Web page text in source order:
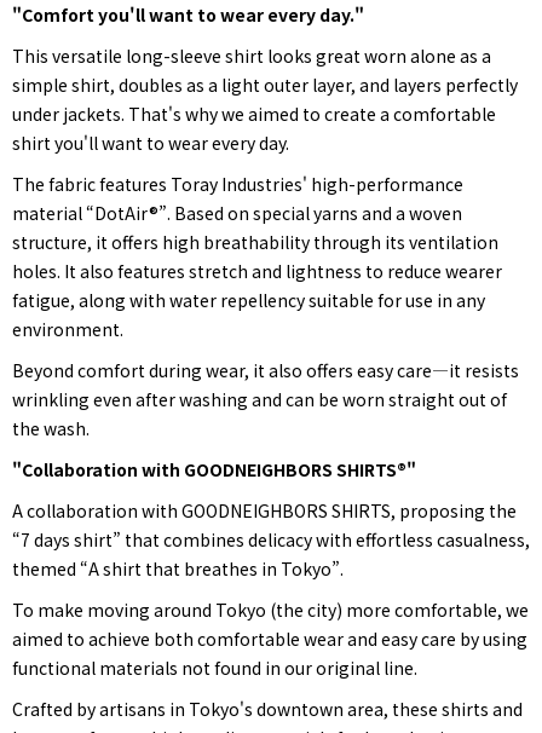
"Comfort you'll want to wear every day."
This versatile long-sleeve shirt looks great worn alone as a
simple shirt, doubles as a light outer layer, and layers perfectly
under jackets. That's why we aimed to create a comfortable
shirt you'll want to wear every day.
The fabric features Toray Industries' high-performance
material “DotAir®”. Based on special yarns and a woven
structure, it offers high breathability through its ventilation
holes. It also features stretch and lightness to reduce wearer
fatigue, along with water repellency suitable for use in any
environment.
Beyond comfort during wear, it also offers easy care—it resists
wrinkling even after washing and can be worn straight out of
the wash.
"Collaboration with GOODNEIGHBORS SHIRTS®"
A collaboration with GOODNEIGHBORS SHIRTS, proposing the
“7 days shirt” that combines delicacy with effortless casualness,
themed “A shirt that breathes in Tokyo”.
To make moving around Tokyo (the city) more comfortable, we
aimed to achieve both comfortable wear and easy care by using
functional materials not found in our original line.
Crafted by artisans in Tokyo's downtown area, these shirts and